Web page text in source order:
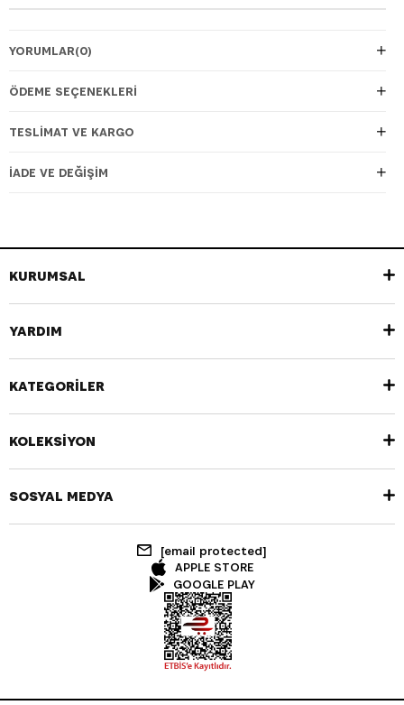
YORUMLAR(0)
ÖDEME SEÇENEKLERI
TESLIMAT VE KARGO
İADE VE DEĞIŞIM
KURUMSAL
YARDIM
KATEGORİLER
KOLEKSİYON
SOSYAL MEDYA
[email protected]
APPLE STORE
GOOGLE PLAY